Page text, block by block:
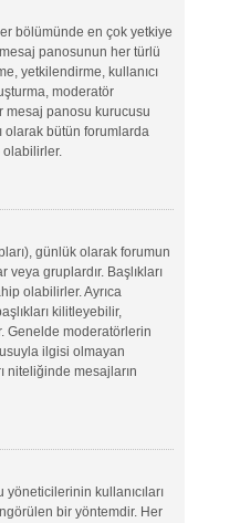
bölümünde en çok yetkiye
panosunun her türlü
yetkilendirme, kullanıcı
moderatör
mesaj panosu kurucusu
olarak bütün forumlarda
olabilirler.
günlük olarak forumun
veya gruplardır. Başlıkları
olabilirler. Ayrıca
kilitleyebilir,
Genelde moderatörlerin
ilgisi olmayan
niteliğinde mesajların
yöneticilerinin kullanıcıları
bir yöntemdir. Her